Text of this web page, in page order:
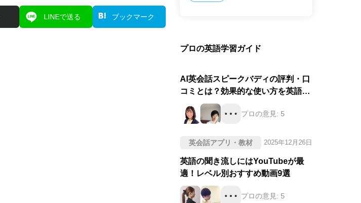
LINEで送る ブックマーク
プロの英語学習ガイド
AI英会話スピークバディの評判・口
コミとは？効果的な使い方を英語の
プロが徹底評価！
プロの意見: 5
英会話アプリ・教材 2025年12月26日
英語の聞き流しにはYouTubeが最
適！レベル別おすすめ動画9選
プロの意見: 5